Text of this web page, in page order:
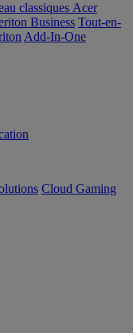
classiques Acer
Business Tout-en-
Add-In-One
Cloud Gaming